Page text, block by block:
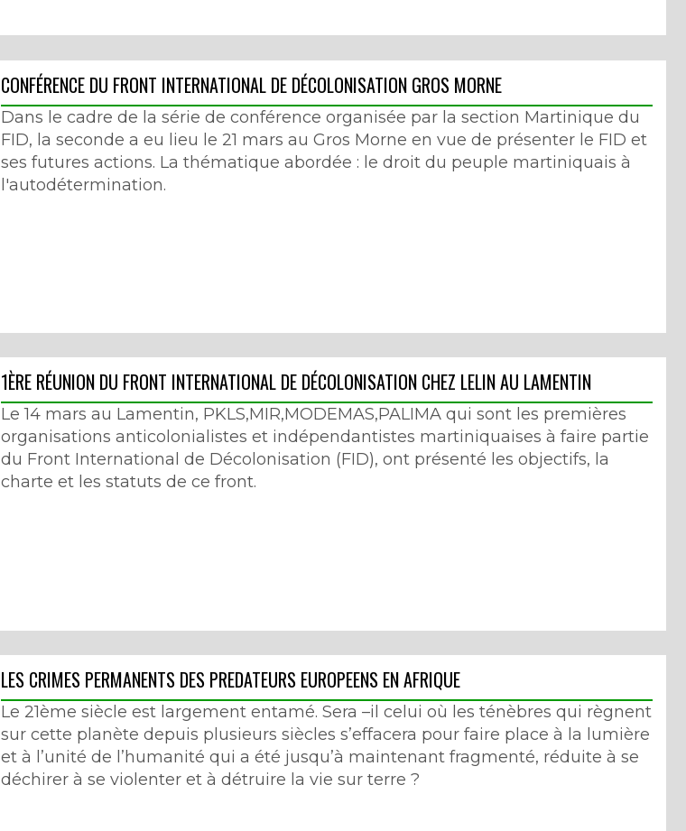
CONFÉRENCE DU FRONT INTERNATIONAL DE DÉCOLONISATION GROS MORNE
Dans le cadre de la série de conférence organisée par la section Martinique du
FID, la seconde a eu lieu le 21 mars au Gros Morne en vue de présenter le FID et
ses futures actions. La thématique abordée : le droit du peuple martiniquais à
l'autodétermination.
1ÈRE RÉUNION DU FRONT INTERNATIONAL DE DÉCOLONISATION CHEZ LELIN AU LAMENTIN
Le 14 mars au Lamentin, PKLS,MIR,MODEMAS,PALIMA qui sont les premières
organisations anticolonialistes et indépendantistes martiniquaises à faire partie
du Front International de Décolonisation (FID), ont présenté les objectifs, la
charte et les statuts de ce front.
LES CRIMES PERMANENTS DES PREDATEURS EUROPEENS EN AFRIQUE
Le 21ème siècle est largement entamé. Sera –il celui où les ténèbres qui règnent
sur cette planète depuis plusieurs siècles s’effacera pour faire place à la lumière
et à l’unité de l’humanité qui a été jusqu’à maintenant fragmenté, réduite à se
déchirer à se violenter et à détruire la vie sur terre ?